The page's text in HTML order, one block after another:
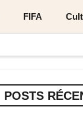
FIFA
POSTS